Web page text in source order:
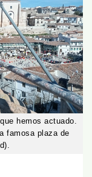
hemos actuado.
famosa plaza de